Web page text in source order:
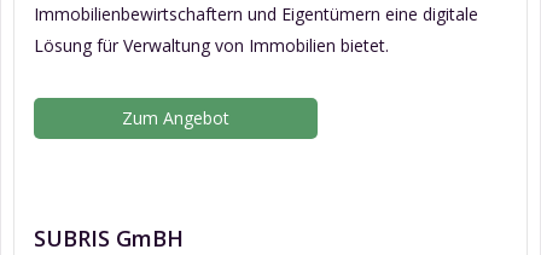
Immobilienbewirtschaftern und Eigentümern eine digitale
Lösung für Verwaltung von Immobilien bietet.
Zum Angebot
SUBRIS GmBH